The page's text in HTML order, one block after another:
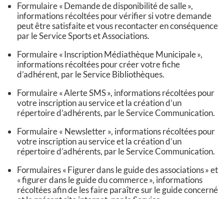
Formulaire « Demande de disponibilité de salle »,
informations récoltées pour vérifier si votre demande
peut être satisfaite et vous recontacter en conséquence
par le Service Sports et Associations.
Formulaire « Inscription Médiathèque Municipale »,
informations récoltées pour créer votre fiche
d’adhérent, par le Service Bibliothèques.
Formulaire « Alerte SMS », informations récoltées pour
votre inscription au service et la création d’un
répertoire d’adhérents, par le Service Communication.
Formulaire « Newsletter », informations récoltées pour
votre inscription au service et la création d’un
répertoire d’adhérents, par le Service Communication.
Formulaires « Figurer dans le guide des associations » et
« figurer dans le guide du commerce », informations
récoltées afin de les faire paraître sur le guide concerné